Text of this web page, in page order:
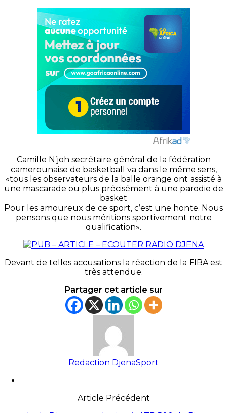
Camille N’joh secrétaire général de la fédération
camerounaise de basketball va dans le même sens,
«tous les observateurs de la balle orange ont assisté à
une mascarade ou plus précisément à une parodie de
basket
Pour les amoureux de ce sport, c’est une honte. Nous
pensons que nous méritions sportivement notre
qualification».
Devant de telles accusations la réaction de la FIBA est
très attendue.
Partager cet article sur
Redaction DjenaSport
Article Précédent